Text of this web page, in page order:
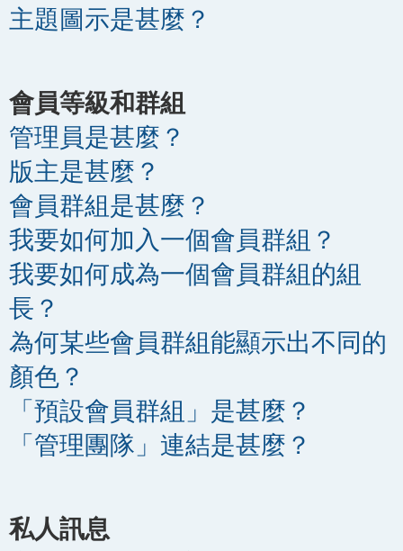
主題圖示是甚麼？
會員等級和群組
管理員是甚麼？
版主是甚麼？
會員群組是甚麼？
我要如何加入一個會員群組？
我要如何成為一個會員群組的組
長？
為何某些會員群組能顯示出不同的
顏色？
「預設會員群組」是甚麼？
「管理團隊」連結是甚麼？
私人訊息